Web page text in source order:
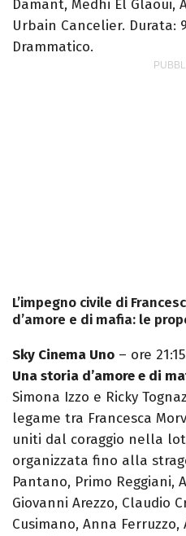
Damant, Medhi El Glaoui,
Urbain Cancelier. Durata:
Drammatico.
L’impegno civile di
d’amore e di mafia: le
Sky Cinema Uno – ore
Una storia d’amore e di
Simona Izzo e Ricky
legame tra Francesca
uniti dal coraggio nella
organizzata fino alla
Pantano, Primo Reggiani,
Giovanni Arezzo, Claudio
Cusimano, Anna